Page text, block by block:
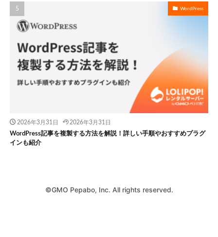
WordPress
2026年3月31日 2026年3月31日
WordPress記事を複製する方法を解説！詳しい手順やおすすめプラグ
インも紹介
©GMO Pepabo, Inc. All rights reserved.